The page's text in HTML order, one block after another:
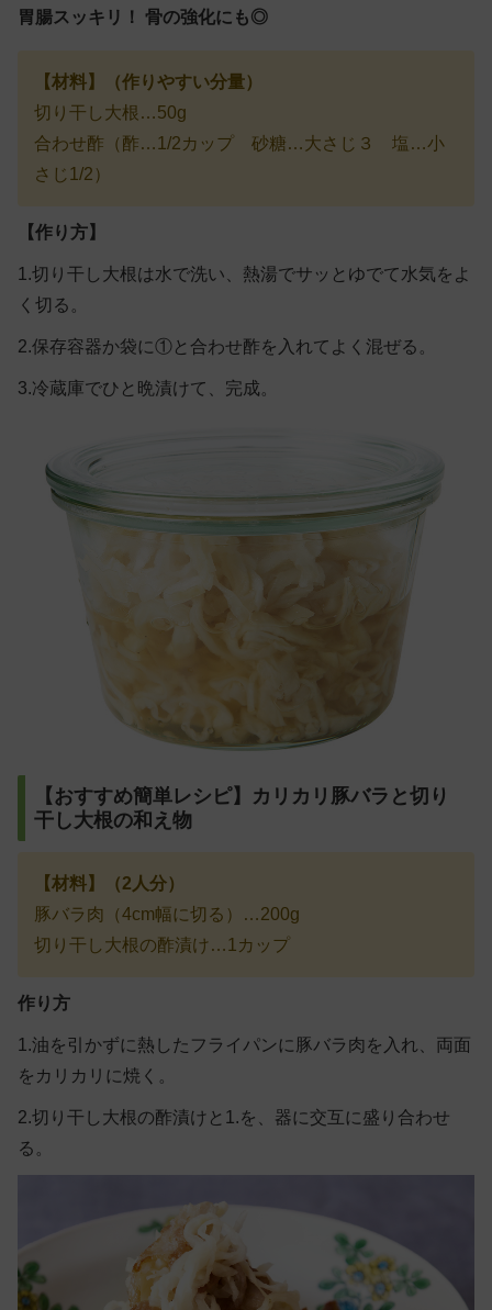
胃腸スッキリ！ 骨の強化にも◎
【材料】（作りやすい分量）
切り干し大根…50g
合わせ酢（酢…1/2カップ 砂糖…大さじ３ 塩…小
さじ1/2）
【作り方】
1.切り干し大根は水で洗い、熱湯でサッとゆでて水気をよ
く切る。
2.保存容器か袋に①と合わせ酢を入れてよく混ぜる。
3.冷蔵庫でひと晩漬けて、完成。
【おすすめ簡単レシピ】カリカリ豚バラと切り
干し大根の和え物
【材料】（2人分）
豚バラ肉（4cm幅に切る）…200g
切り干し大根の酢漬け…1カップ
作り方
1.油を引かずに熱したフライパンに豚バラ肉を入れ、両面
をカリカリに焼く。
2.切り干し大根の酢漬けと1.を、器に交互に盛り合わせ
る。